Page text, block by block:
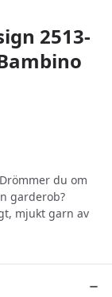
2513-
du om
garderob?
mjukt garn av